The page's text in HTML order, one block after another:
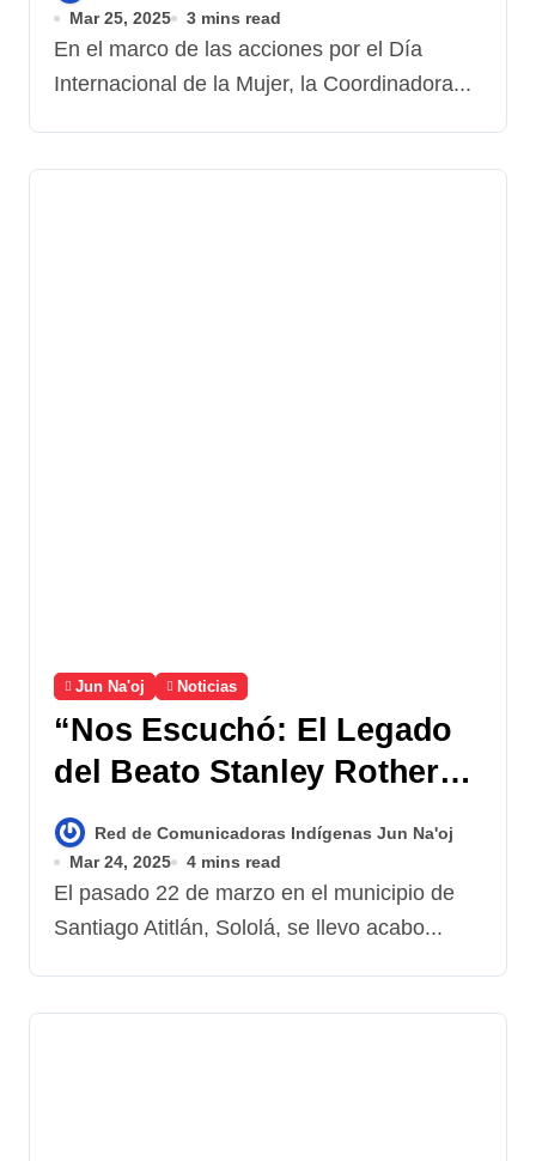
la Agenda Feminista
Mar 25, 2025 3 mins read
En el marco de las acciones por el Día
Internacional de la Mujer, la Coordinadora...
Jun Na'oj Noticias
“Nos Escuchó: El Legado
del Beato Stanley Rother
en Santiago Atitlán»
Red de Comunicadoras Indígenas Jun Na'oj
Mar 24, 2025
4 mins read
El pasado 22 de marzo en el municipio de
Santiago Atitlán, Sololá, se llevo acabo...